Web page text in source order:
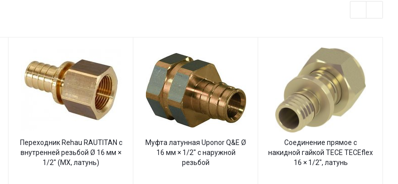
Переходник Rehau RAUTITAN с
внутренней резьбой Ø 16 мм ×
1/2" (MX, латунь)
Муфта латунная Uponor Q&E Ø
16 мм × 1/2" с наружной
резьбой
Соединение прямое с
накидной гайкой TECE TECEflex
16 × 1/2", латунь